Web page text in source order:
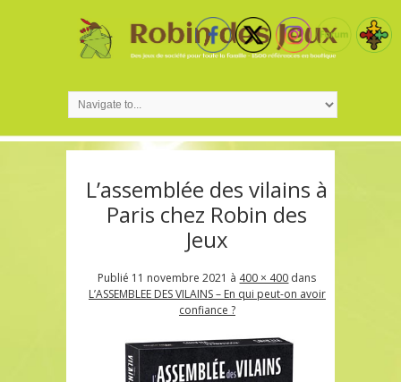
L’assemblée des vilains à
Paris chez Robin des
Jeux
Publié 11 novembre 2021 à 400 × 400 dans
L’ASSEMBLEE DES VILAINS – En qui peut-on avoir
confiance ?